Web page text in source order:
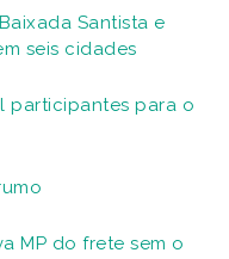
Santista e
seis cidades
participantes para o
MP do frete sem o